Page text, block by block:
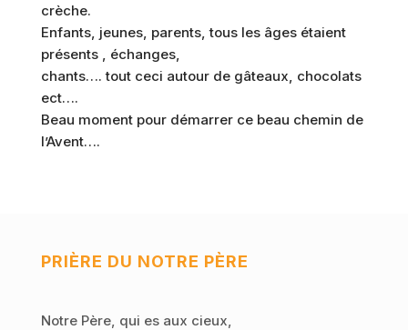
crèche.
Enfants, jeunes, parents, tous les âges étaient
présents , échanges,
chants…. tout ceci autour de gâteaux, chocolats
ect….
Beau moment pour démarrer ce beau chemin de
l’Avent….
PRIÈRE DU NOTRE PÈRE
Notre Père, qui es aux cieux,